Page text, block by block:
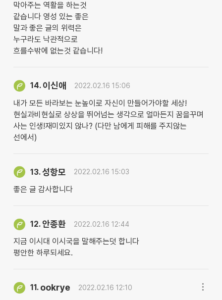
막아주는 역활을 하는것
같습니다 영성 있는 좋은
말과 좋은 글의 위력은
누구라도 낙관적으로
흐를수밖에 없는것 같습니다!
14. 이신애 2022.02.16 15:06
내가 모든 바라보는 눈높이로 자신이 만들어가야할 세상!
현실과비현실로 상상을 뛰어넘는 생각으로 얼마든지 꿈을꾸며
사는 인생!재미있지 않나? (다만 남에게 피해를 주지않는
선에서)
13.성항모 2022.02.16 15:03
좋은 글 감사합니다
12.안종환 2022.02.16 12:44
지금 이시대 이시국을 말해주는덧 합니다
평안한 하루되세요.
11. ookrye 2022.02.16 12:10